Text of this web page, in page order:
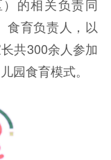
的相关负责同
食育负责人，以
共300余人参加
园食育模式。